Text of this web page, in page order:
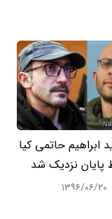
ابراهیم حاتمی کیا
پایان نزدیک شد
۱۳۹۶/۰۶/۲۰